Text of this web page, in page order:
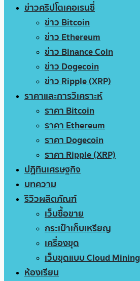
ข่าวคริปโตเคอเรนซี่
ข่าว Bitcoin
ข่าว Ethereum
ข่าว Binance Coin
ข่าว Dogecoin
ข่าว Ripple (XRP)
ราคาและการวิเคราะห์
ราคา Bitcoin
ราคา Ethereum
ราคา Dogecoin
ราคา Ripple (XRP)
ปฏิทินเศรษฐกิจ
บทความ
รีวิวผลิตภัณฑ์
เว็บซื้อขาย
กระเป๋าเก็บเหรียญ
เครื่องขุด
เว็บขุดแบบ Cloud Mining
ห้องเรียน